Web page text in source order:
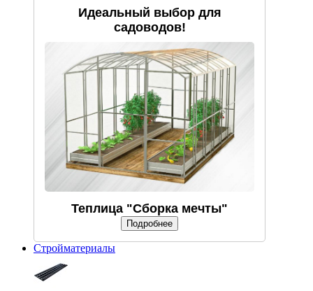
Идеальный выбор для
садоводов!
Теплица "Сборка мечты"
Подробнее
Стройматериалы